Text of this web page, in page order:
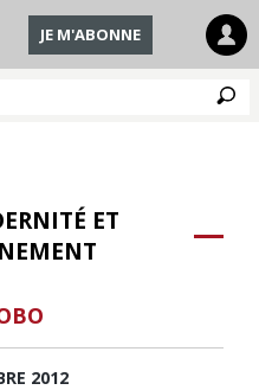
JE M'ABONNE
ET
2012